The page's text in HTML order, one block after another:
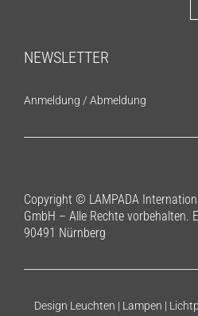
NEWSLETTER
Anmeldung / Abmeldung
Copyright © LAMPADA
GmbH – Alle Rechte vorbehalten.
90491 Nürnberg
Design Leuchten | Lampen |